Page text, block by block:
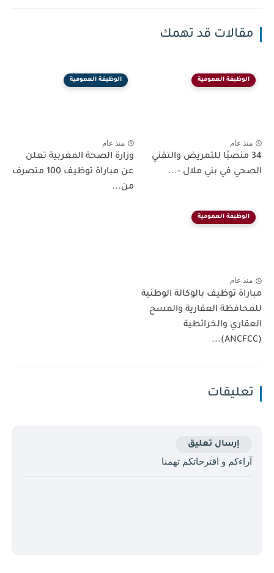
مقالات قد تهمك
الوظيفة العمومية
منذ عام
34 منصبًا للتمريض والتقني
الصحي في بني ملال -...
الوظيفة العمومية
منذ عام
وزارة الصحة المغربية تعلن
عن مباراة توظيف 100 متصرف
من...
الوظيفة العمومية
منذ عام
مباراة توظيف بالوكالة الوطنية
للمحافظة العقارية والمسح
العقاري والخرائطية
(ANCFCC)...
تعليقات
إرسال تعليق
آراءكم و اقترحاتكم تهمنا